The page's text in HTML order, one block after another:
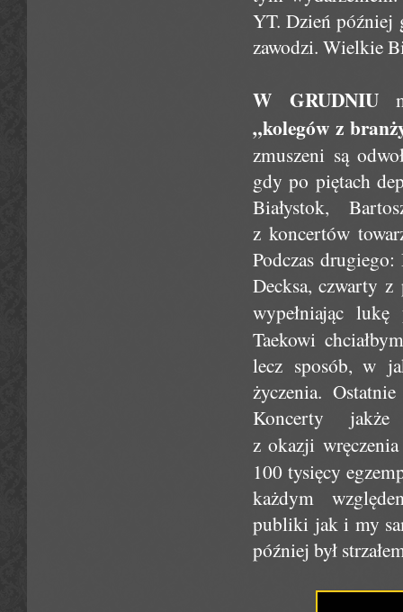
YT. Dzień później
zawodzi. Wielkie
W GRUDNIU
„kolegów z
zmuszeni są
gdy po piętach
Białystok,
z koncertów
Podczas
Decksa, czwarty
wypełniając lukę
Taekowi
lecz sposób, w
życzenia.
Koncerty
z okazji
100 tysięcy
każdym
publiki jak i my
później był